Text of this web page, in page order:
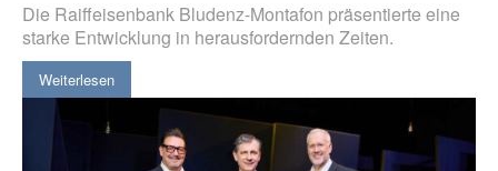
Die Raiffeisenbank Bludenz-Montafon präsentierte eine
starke Entwicklung in herausfordernden Zeiten.
Weiterlesen